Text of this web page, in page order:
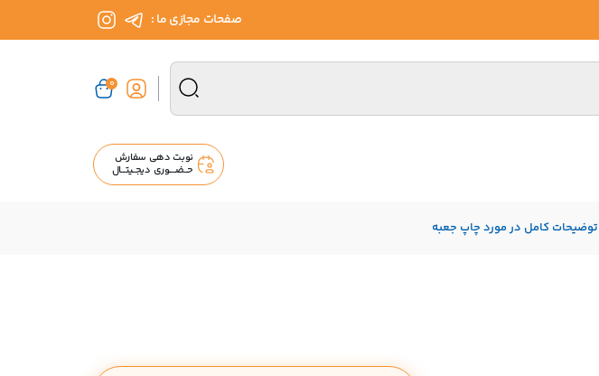
صفحات مجازی ما :
0
نوبت دهی سفارش
حــضــــوری دیجــیتـــال
توضیحات کامل در مورد چاپ جعبه